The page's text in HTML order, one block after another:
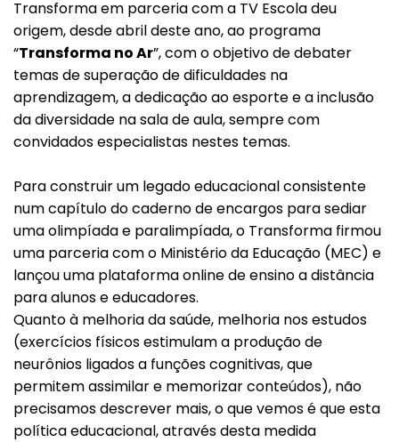
Voltar
Transforma em parceria com a TV Escola deu
origem, desde abril deste ano, ao programa
“Transforma no Ar”, com o objetivo de debater
temas de superação de dificuldades na
aprendizagem, a dedicação ao esporte e a inclusão
da diversidade na sala de aula, sempre com
convidados especialistas nestes temas.
Para construir um legado educacional consistente
num capítulo do caderno de encargos para sediar
uma olimpíada e paralimpíada, o Transforma firmou
uma parceria com o Ministério da Educação (MEC) e
lançou uma plataforma online de ensino a distância
para alunos e educadores.
Quanto à melhoria da saúde, melhoria nos estudos
(exercícios físicos estimulam a produção de
neurônios ligados a funções cognitivas, que
permitem assimilar e memorizar conteúdos), não
precisamos descrever mais, o que vemos é que esta
política educacional, através desta medida